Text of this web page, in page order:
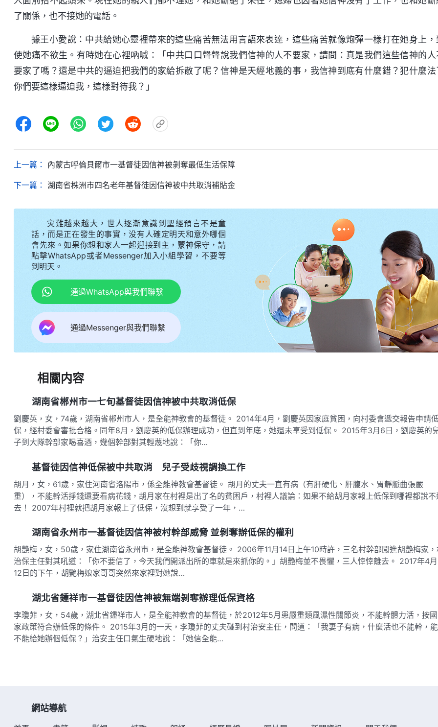
了關係，也不接她的電話。
據王小愛說：中共給她心靈裡帶來的這些痛苦無法用言語來表達，這些痛苦就像炮彈一樣打在她身上，
使她痛不欲生。有時她在心裡吶喊：「中共口口聲聲說我們信神的人不要家，請問：真是我們這些信神的人
要家了嗎？還是中共的逼迫把我們的家給拆散了呢？信神是天經地義的事，我信神到底有什麼錯？犯什麼法
你們要這樣逼迫我，這樣對待我？」
上一篇： 內蒙古呼倫貝爾市一基督徒因信神被剝奪最低生活保障
下一篇： 湖南省株洲市四名老年基督徒因信神被中共取消補貼金
灾難越來越大，世人逐漸意識到聖經預言不是童
話，而是正在發生的事實，没有人確定明天和意外哪個
會先來。如果你想和家人一起迎接到主，蒙神保守，請
點擊WhatsApp或者Messenger加入小組學習，不要等
到明天。
通過WhatsApp與我們聯繫
通過Messenger與我們聯繫
相關内容
湖南省郴州市一七旬基督徒因信神被中共取消低保
劉慶英，女，74歲，湖南省郴州市人，是全能神教會的基督徒。 2014年4月，劉慶英因家庭貧困，向村委會遞交報告申請
保，經村委會審批合格。同年8月，劉慶英的低保辦理成功，但直到年底，她還未享受到低保。 2015年3月6日，劉慶英的
子到大隊幹部家喝喜酒，幾個幹部對其輕蔑地說：「你…
基督徒因信神低保被中共取消 兒子受歧視調換工作
胡月，女，61歲，家住河南省洛陽市，係全能神教會基督徒。 胡月的丈夫一直有病（有肝硬化、肝腹水、胃靜脈曲張嚴
重），不能幹活掙錢還要看病花錢，胡月家在村裡是出了名的貧困戶，村裡人議論：如果不給胡月家報上低保到哪裡都說不
去！ 2007年村裡就把胡月家報上了低保，沒想到就享受了一年，…
湖南省永州市一基督徒因信神被村幹部威脅 並剝奪辦低保的權利
胡艷梅，女，50歲，家住湖南省永州市，是全能神教會基督徒。 2006年11月14日上午10時許，三名村幹部闖進胡艷梅家
治保主任對其吼道：「你不要信了，今天我們開派出所的車就是來抓你的。」胡艷梅並不畏懼，三人悻悻離去。 2017年4月
12日的下午，胡艷梅娘家哥哥突然來家裡對她說…
湖北省鍾祥市一基督徒因信神被無端剝奪辦理低保資格
李瓊菲，女，54歲，湖北省鍾祥市人，是全能神教會的基督徒，於2012年5月患嚴重類風濕性關節炎，不能幹體力活，按國
家政策符合辦低保的條件。 2015年3月的一天，李瓊菲的丈夫碰到村治安主任，問道：「我妻子有病，什麼活也不能幹，能
不能給她辦個低保？」治安主任口氣生硬地說：「她信全能…
網站導航